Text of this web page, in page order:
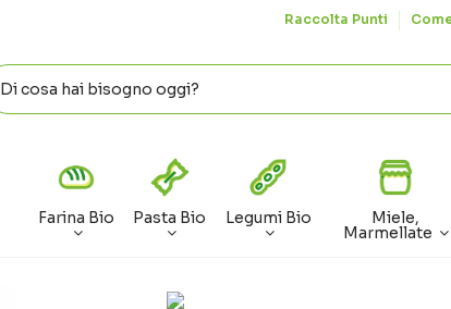
Raccolta Punti
Farina Bio Pasta Bio Legumi Bio Miele,
Marmellate